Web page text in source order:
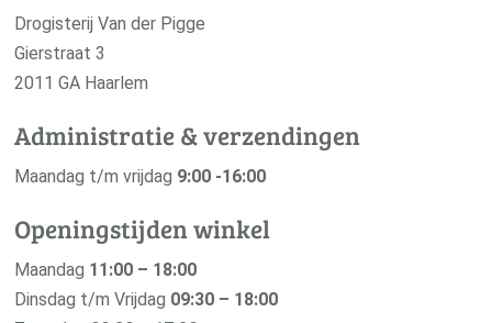
Drogisterij Van der Pigge
Gierstraat 3
2011 GA Haarlem
Administratie & verzendingen
Maandag t/m vrijdag 9:00 -16:00
Openingstijden winkel
Maandag 11:00 – 18:00
Dinsdag t/m Vrijdag 09:30 – 18:00